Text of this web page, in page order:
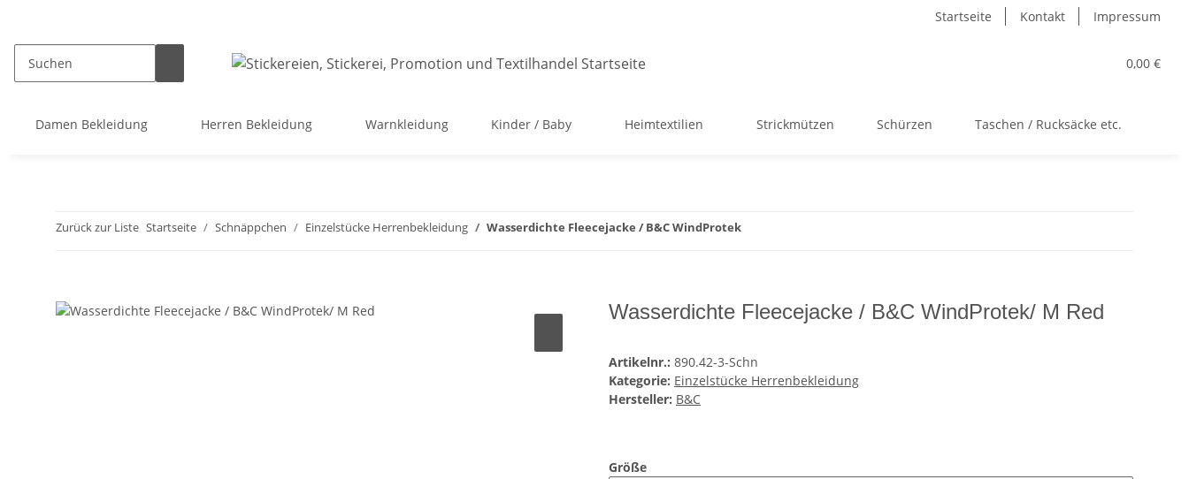
Startseite Kontakt Impressum
0,00 €
Damen Bekleidung Herren Bekleidung Warnkleidung Kinder / Baby Heimtextilien Strickmützen Schürzen Taschen / Rucksäcke etc.
Zurück zur Liste Startseite Schnäppchen Einzelstücke Herrenbekleidung Wasserdichte Fleecejacke / B&C WindProtek
Wasserdichte Fleecejacke / B&C WindProtek/ M Red
Artikelnr.: 890.42-3-Schn
Kategorie: Einzelstücke Herrenbekleidung
Hersteller: B&C
Größe